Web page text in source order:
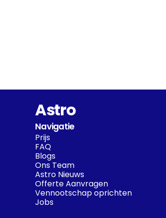
Astro
Navigatie
Prijs
FAQ
Blogs
Ons Team
Astro Nieuws
Offerte Aanvragen
Vennootschap oprichten
Jobs